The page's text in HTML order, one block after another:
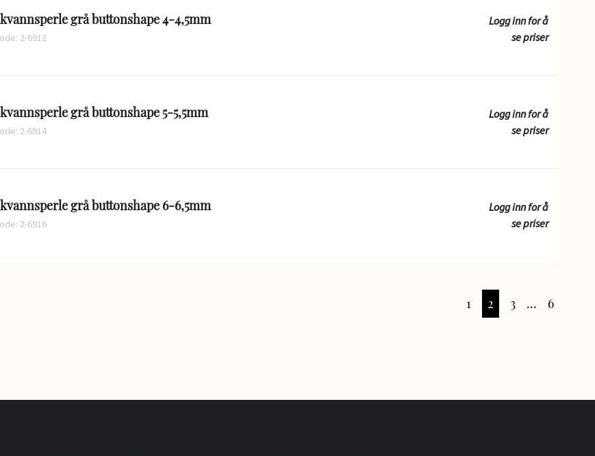
grå buttonshape 4-4,5mm
2-6912
Logg inn for å
se priser
grå buttonshape 5-5,5mm
2-6914
Logg inn for å
se priser
grå buttonshape 6-6,5mm
2-6916
Logg inn for å
se priser
1 2 3 ... 6